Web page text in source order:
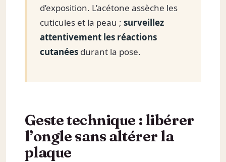
d’exposition. L’acétone assèche les
cuticules et la peau ; surveillez
attentivement les réactions
cutanéesdurant la pose.
Geste technique : libérer
l’ongle sans altérer la
plaque